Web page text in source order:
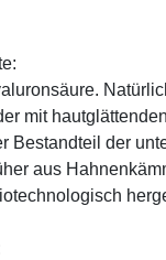
mit
Bestandteil der
aus